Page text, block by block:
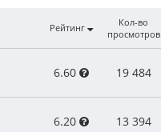
Рейтинг
Кол-во
просмотров
6.60 19 484
6.20 13 394